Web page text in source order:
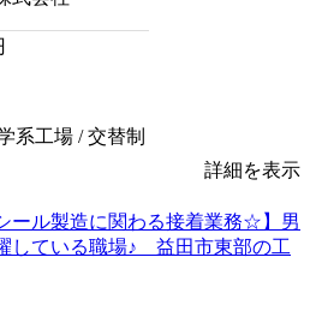
系工場 / 交替制
詳細を表示